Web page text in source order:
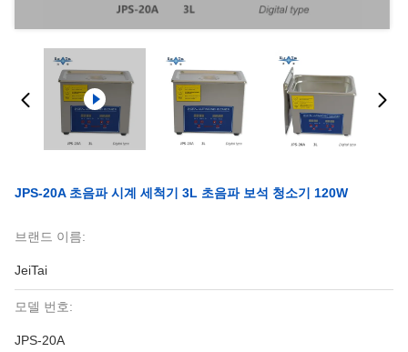
JPS-20A 초음파 시계 세척기 3L 초음파 보석 청소기 120W
브랜드 이름:
JeiTai
모델 번호:
JPS-20A